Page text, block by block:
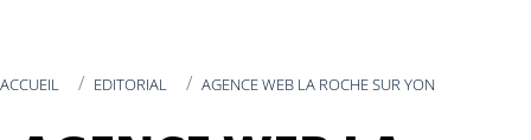
ACCUEIL EDITORIAL AGENCE WEB LA ROCHE SUR YON